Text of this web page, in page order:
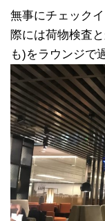
無事にチェック
際には荷物検査
も)をラウンジで